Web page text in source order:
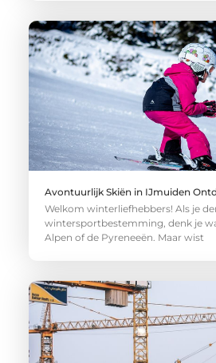
Avontuurlijk Skiën in IJmuiden
Welkom winterliefhebbers! Als je
wintersportbestemming, denk je
Alpen of de Pyreneeën. Maar wist